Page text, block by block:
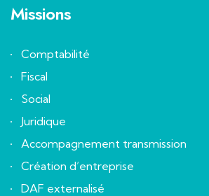
Missions
Comptabilité
Fiscal
Social
Juridique
Accompagnement transmission
Création d’entreprise
DAF externalisé